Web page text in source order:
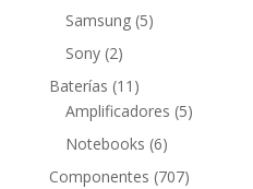
producto
Samsung 55
Sony 22
productos
Baterías 11 11
productos
Amplificadores 55
Notebooks 66
productos
Componentes 707707